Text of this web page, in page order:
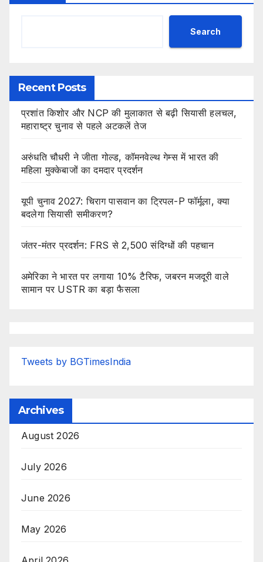
Search
Recent Posts
प्रशांत किशोर और NCP की मुलाकात से बढ़ी सियासी हलचल,
महाराष्ट्र चुनाव से पहले अटकलें तेज
अरुंधति चौधरी ने जीता गोल्ड, कॉमनवेल्थ गेम्स में भारत की
महिला मुक्केबाजों का दमदार प्रदर्शन
यूपी चुनाव 2027: चिराग पासवान का ट्रिपल-P फॉर्मूला, क्या
बदलेगा सियासी समीकरण?
जंतर-मंतर प्रदर्शन: FRS से 2,500 संदिग्धों की पहचान
अमेरिका ने भारत पर लगाया 10% टैरिफ, जबरन मजदूरी वाले
सामान पर USTR का बड़ा फैसला
Tweets by BGTimesIndia
Archives
August 2026
July 2026
June 2026
May 2026